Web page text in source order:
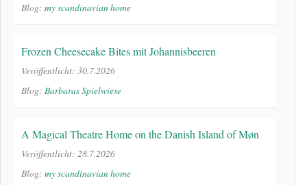
Blog: my scandinavian home
Frozen Cheesecake Bites mit Johannisbeeren
Veröffentlicht: 30.7.2026
Blog: Barbaras Spielwiese
A Magical Theatre Home on the Danish Island of Møn
Veröffentlicht: 28.7.2026
Blog: my scandinavian home